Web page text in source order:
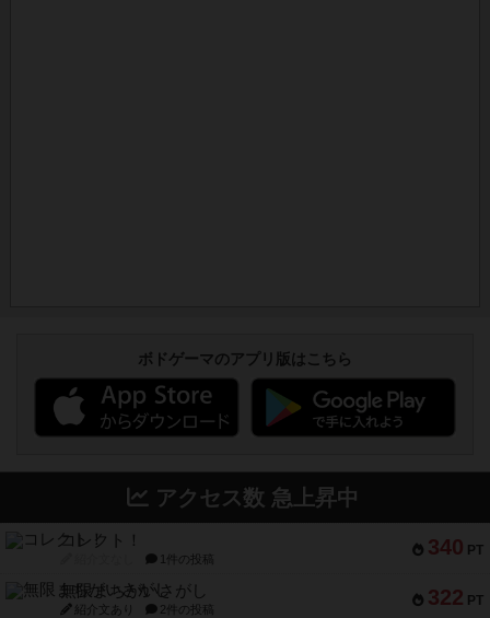
ボドゲーマのアプリ版はこちら
アクセス数 急上昇中
340 PT
コレクト！
1件の投稿
322 PT
無限まちがいさがし
紹介文あり 2件の投稿